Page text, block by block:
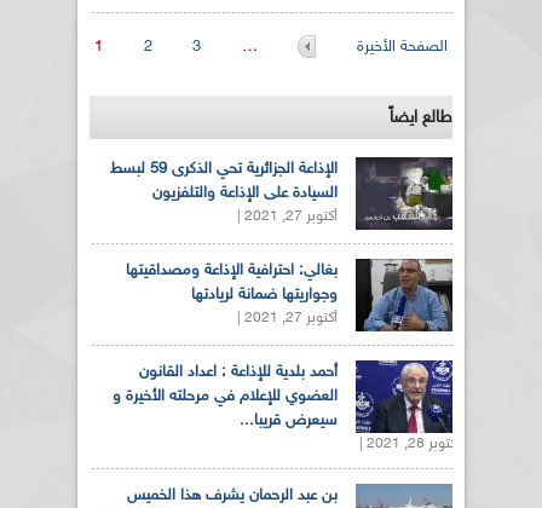
الصفحات 1 2 3 … الصفحة الأخيرة
طالع ايضاً
الإذاعة الجزائرية تحي الذكرى 59 لبسط
السيادة على الإذاعة والتلفزيون
أكتوبر 27, 2021 |
بغالي: احترافية الإذاعة ومصداقيتها
وجواريتها ضمانة لريادتها
أكتوبر 27, 2021 |
أحمد بلدية للإذاعة : اعداد القانون
العضوي للإعلام في مرحلته الأخيرة و
سيعرض قريبا...
أكتوبر 28, 2021 |
بن عبد الرحمان يشرف هذا الخميس